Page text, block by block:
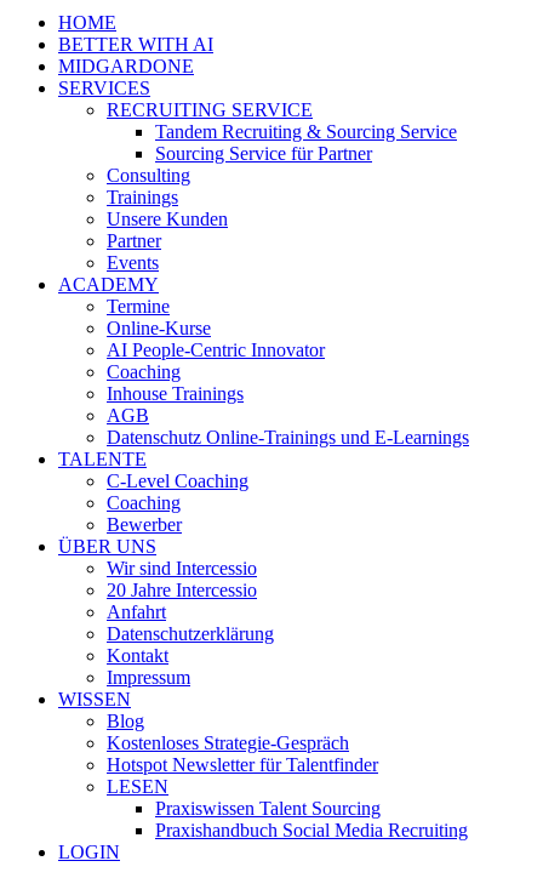
HOME
BETTER WITH AI
MIDGARDONE
SERVICES
RECRUITING SERVICE
Tandem Recruiting & Sourcing Service
Sourcing Service für Partner
Consulting
Trainings
Unsere Kunden
Partner
Events
ACADEMY
Termine
Online-Kurse
AI People-Centric Innovator
Coaching
Inhouse Trainings
AGB
Datenschutz Online-Trainings und E-Learnings
TALENTE
C-Level Coaching
Coaching
Bewerber
ÜBER UNS
Wir sind Intercessio
20 Jahre Intercessio
Anfahrt
Datenschutzerklärung
Kontakt
Impressum
WISSEN
Blog
Kostenloses Strategie-Gespräch
Hotspot Newsletter für Talentfinder
LESEN
Praxiswissen Talent Sourcing
Praxishandbuch Social Media Recruiting
LOGIN